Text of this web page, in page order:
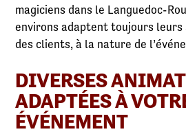
magiciens dans le Languedoc-
environs adaptent toujours leurs
des clients, à la nature de
DIVERSES
ADAPTÉES À
ÉVÉNEMENT